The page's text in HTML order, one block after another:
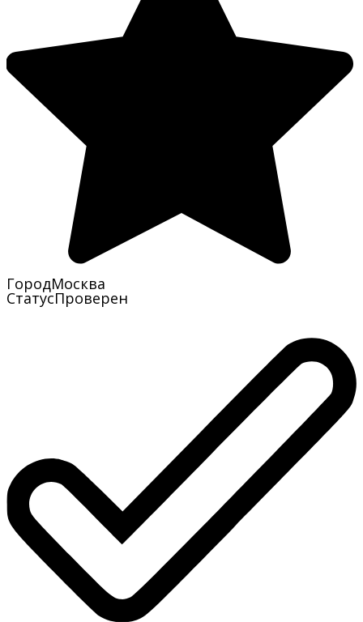
ГородМосква
СтатусПроверен